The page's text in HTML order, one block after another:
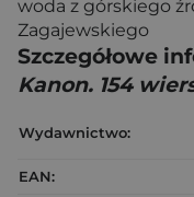
woda z górskiego
Zagajewskiego
Szczegółowe
Kanon. 154
Wydawnictwo:
EAN: